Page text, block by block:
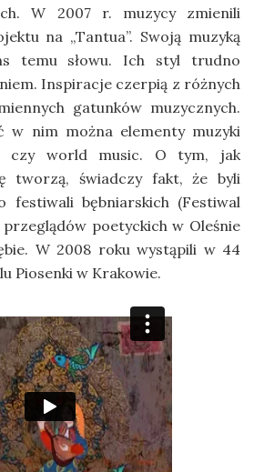
W 2007 r. muzycy zmienili
na „Tantua”. Swoją muzyką
temu słowu. Ich styl trudno
Inspiracje czerpią z różnych
gatunków muzycznych.
w nim można elementy muzyki
czy world music. O tym, jak
tworzą, świadczy fakt, że byli
festiwali bębniarskich (Festiwal
poetyckich w Oleśnie
W 2008 roku wystąpili w 44
Piosenki w Krakowie.